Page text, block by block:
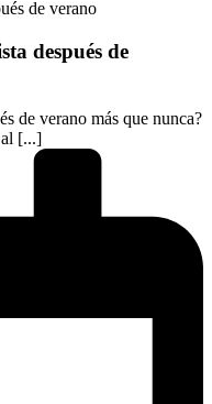
después de
de verano más que nunca?
al [...]